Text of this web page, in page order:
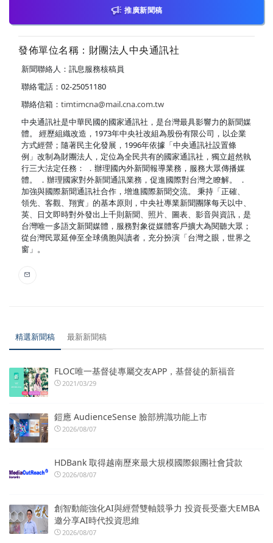
推廣新聞稿
發佈單位名稱：財團法人中央通訊社
新聞聯絡人：訊息服務核稿員
聯絡電話：02-25051180
聯絡信箱： timtimcna@mail.cna.com.tw
中央通訊社是中華民國的國家通訊社，是台灣最具影響力的新聞媒
體。 經歷組織改造，1973年中央社改組為股份有限公司，以企業
方式經營；隨著民主化發展，1996年依據「中央通訊社設置條
例」改制為財團法人，定位為全民共有的國家通訊社，獨立超然執
行三大法定任務： ．辦理國內外新聞報導業務，服務大眾傳播媒
體。 ．辦理國家對外新聞通訊業務，促進國際對台灣之瞭解。 ．
加強與國際新聞通訊社合作，增進國際新聞交流。 秉持「正確、
領先、客觀、翔實」的基本原則，中央社專業新聞團隊每天以中、
英、日文即時對外發出上千則新聞、照片、圖表、影音與資訊，是
台灣唯一多語文新聞媒體，服務對象從媒體客戶擴大為閱聽大眾；
從台灣民眾延伸至全球僑胞與讀者，充分扮演「台灣之眼，世界之
窗」。
精選新聞稿 最新新聞稿
FLOC唯一基督徒專屬交友APP，基督徒的新福音
2021/03/29
鎧應 AudienceSense 臉部辨識功能上市
2026/08/07
HDBank 取得越南歷來最大規模國際銀團社會貸款
2026/08/07
創智動能強化AI與經營雙軸競爭力 投資長受臺大EMBA
邀分享AI時代投資思維
2026/08/07